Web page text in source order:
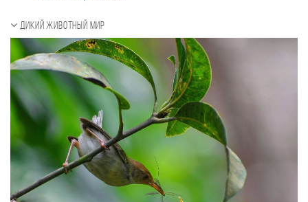
Дикий животный мир